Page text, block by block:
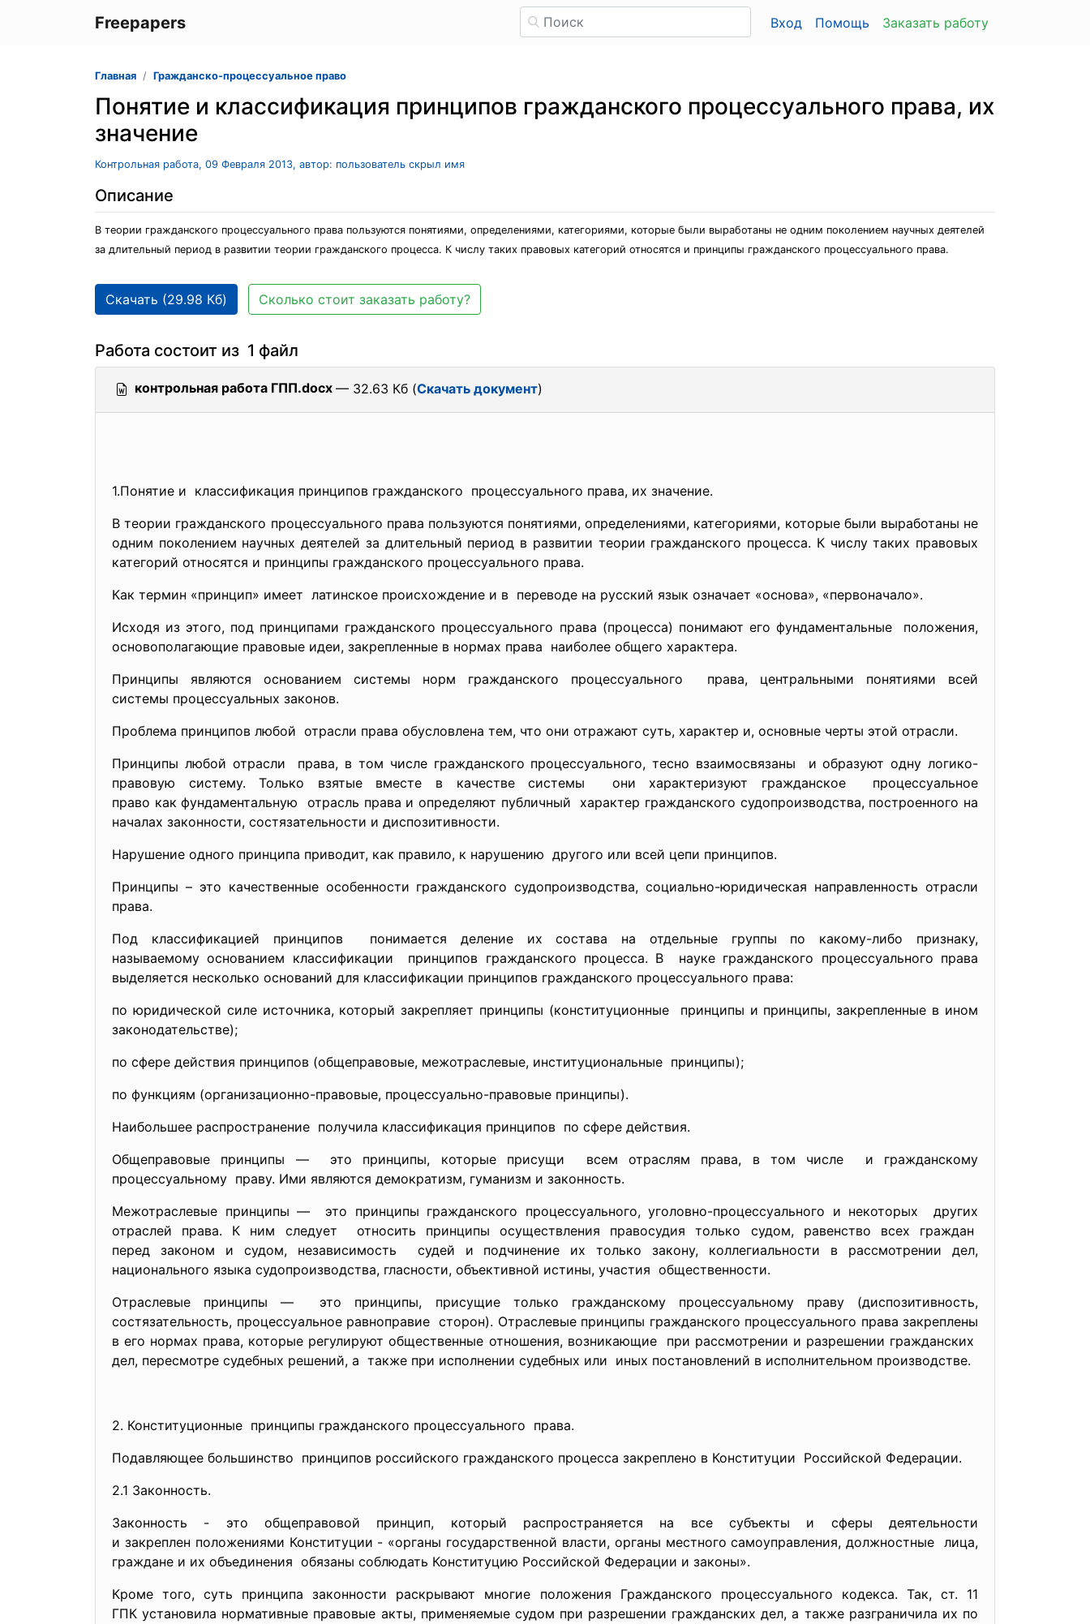
Freepapers Вход Помощь Заказать работу
Главная Гражданско-процессуальное право
Понятие и классификация принципов гражданского процессуального права, их
значение
Контрольная работа, 09 Февраля 2013, автор: пользователь скрыл имя
Описание
В теории гражданского процессуального права пользуются понятиями, определениями, категориями, которые были выработаны не одним поколением научных деятелей
за длительный период в развитии теории гражданского процесса. К числу таких правовых категорий относятся и принципы гражданского процессуального права.
Скачать (29.98 Кб) Сколько стоит заказать работу?
Работа состоит из 1 файл
контрольная работа ГПП.docx — 32.63 Кб (Скачать документ)
1.Понятие и классификация принципов гражданского процессуального права, их значение.
В теории гражданского процессуального права пользуются понятиями, определениями, категориями, которые были выработаны не
одним поколением научных деятелей за длительный период в развитии теории гражданского процесса. К числу таких правовых
категорий относятся и принципы гражданского процессуального права.
Как термин «принцип» имеет латинское происхождение и в переводе на русский язык означает «основа», «первоначало».
Исходя из этого, под принципами гражданского процессуального права (процесса) понимают его фундаментальные положения,
основополагающие правовые идеи, закрепленные в нормах права наиболее общего характера.
Принципы являются основанием системы норм гражданского процессуального права, центральными понятиями всей
системы процессуальных законов.
Проблема принципов любой отрасли права обусловлена тем, что они отражают суть, характер и, основные черты этой отрасли.
Принципы любой отрасли права, в том числе гражданского процессуального, тесно взаимосвязаны и образуют одну логико-
правовую систему. Только взятые вместе в качестве системы они характеризуют гражданское процессуальное
право как фундаментальную отрасль права и определяют публичный характер гражданского судопроизводства, построенного на
началах законности, состязательности и диспозитивности.
Нарушение одного принципа приводит, как правило, к нарушению другого или всей цепи принципов.
Принципы – это качественные особенности гражданского судопроизводства, социально-юридическая направленность отрасли
права.
Под классификацией принципов понимается деление их состава на отдельные группы по какому-либо признаку,
называемому основанием классификации принципов гражданского процесса. В науке гражданского процессуального права
выделяется несколько оснований для классификации принципов гражданского процессуального права:
по юридической силе источника, который закрепляет принципы (конституционные принципы и принципы, закрепленные в ином
законодательстве);
по сфере действия принципов (общеправовые, межотраслевые, институциональные принципы);
по функциям (организационно-правовые, процессуально-правовые принципы).
Наибольшее распространение получила классификация принципов по сфере действия.
Общеправовые принципы — это принципы, которые присущи всем отраслям права, в том числе и гражданскому
процессуальному праву. Ими являются демократизм, гуманизм и законность.
Межотраслевые принципы — это принципы гражданского процессуального, уголовно-процессуального и некоторых других
отраслей права. К ним следует относить принципы осуществления правосудия только судом, равенство всех граждан
перед законом и судом, независимость судей и подчинение их только закону, коллегиальности в рассмотрении дел,
национального языка судопроизводства, гласности, объективной истины, участия общественности.
Отраслевые принципы — это принципы, присущие только гражданскому процессуальному праву (диспозитивность,
состязательность, процессуальное равноправие сторон). Отраслевые принципы гражданского процессуального права закреплены
в его нормах права, которые регулируют общественные отношения, возникающие при рассмотрении и разрешении гражданских
дел, пересмотре судебных решений, а также при исполнении судебных или иных постановлений в исполнительном производстве.
2. Конституционные принципы гражданского процессуального права.
Подавляющее большинство принципов российского гражданского процесса закреплено в Конституции Российской Федерации.
2.1 Законность.
Законность - это общеправовой принцип, который распространяется на все субъекты и сферы деятельности
и закреплен положениями Конституции - «органы государственной власти, органы местного самоуправления, должностные лица,
граждане и их объединения обязаны соблюдать Конституцию Российской Федерации и законы».
Кроме того, суть принципа законности раскрывают многие положения Гражданского процессуального кодекса. Так, ст. 11
ГПК установила нормативные правовые акты, применяемые судом при разрешении гражданских дел, а также разграничила их по